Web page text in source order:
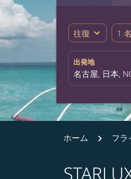
往復 expand_more 1
出発地
ホーム フラ
ルート (出発地